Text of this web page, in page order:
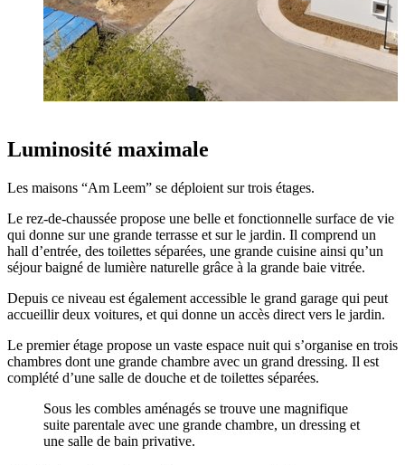
Luminosité maximale
Les maisons “Am Leem” se déploient sur trois étages.
Le rez-de-chaussée propose une belle et fonctionnelle surface de vie
qui donne sur une grande terrasse et sur le jardin. Il comprend un
hall d’entrée, des toilettes séparées, une grande cuisine ainsi qu’un
séjour baigné de lumière naturelle grâce à la grande baie vitrée.
Depuis ce niveau est également accessible le grand garage qui peut
accueillir deux voitures, et qui donne un accès direct vers le jardin.
Le premier étage propose un vaste espace nuit qui s’organise en trois
chambres dont une grande chambre avec un grand dressing. Il est
complété d’une salle de douche et de toilettes séparées.
Sous les combles aménagés se trouve une magnifique
suite parentale avec une grande chambre, un dressing et
une salle de bain privative.